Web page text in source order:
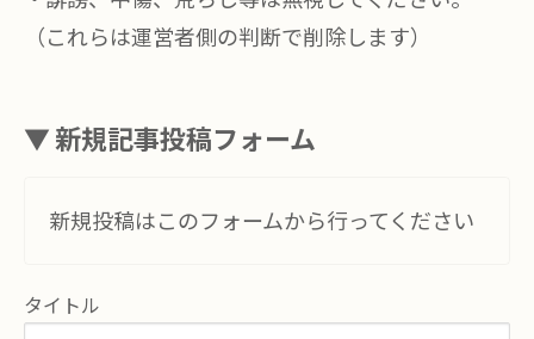
（これらは運営者側の判断で削除します）
▼ 新規記事投稿フォーム
新規投稿はこのフォームから行ってください
タイトル